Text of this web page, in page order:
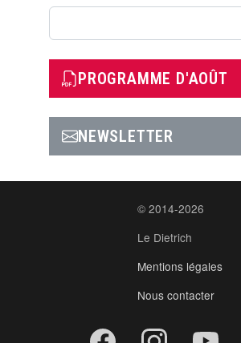
PROGRAMME D'AOÛT
NEWSLETTER
© 2014-2026
Le Dietrich
Mentions légales
Nous contacter